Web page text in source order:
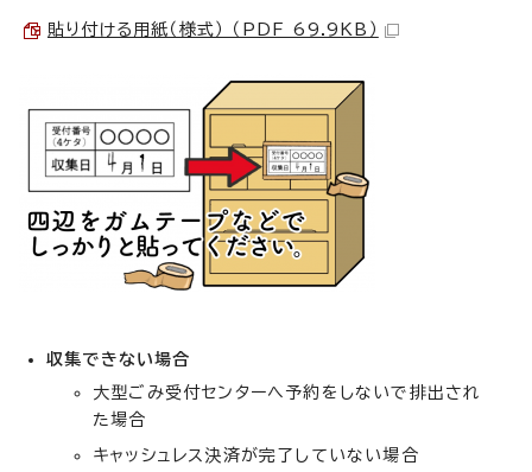
貼り付ける用紙（様式） （PDF 69.9KB）
収集できない場合
大型ごみ受付センターへ予約をしないで排出され
た場合
キャッシュレス決済が完了していない場合